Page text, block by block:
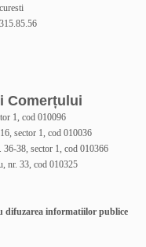
Comerțului
1, cod 010096
sector 1, cod 010036
36-38, sector 1, cod 010366
nr. 33, cod 010325
difuzarea informatiilor publice